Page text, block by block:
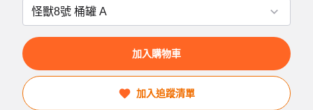
加入購物車
加入追蹤清單